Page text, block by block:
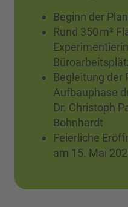
Beginn der
Rund 350 m²
Begleitung der
Aufbauphase
Dr. Christoph
Bohnhardt
Feierliche
am 15. Mai